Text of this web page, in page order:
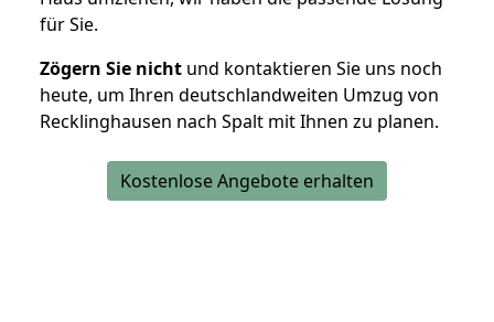
für Sie.
Zögern Sie nicht und kontaktieren Sie uns noch
heute, um Ihren deutschlandweiten Umzug von
Recklinghausen nach Spalt mit Ihnen zu planen.
Kostenlose Angebote erhalten